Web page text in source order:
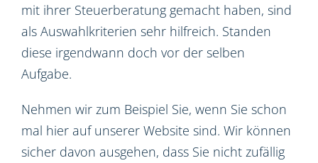
mit ihrer Steuerberatung gemacht haben, sind
als Auswahlkriterien sehr hilfreich. Standen
diese irgendwann doch vor der selben
Aufgabe.
Nehmen wir zum Beispiel Sie, wenn Sie schon
mal hier auf unserer Website sind. Wir können
sicher davon ausgehen, dass Sie nicht zufällig